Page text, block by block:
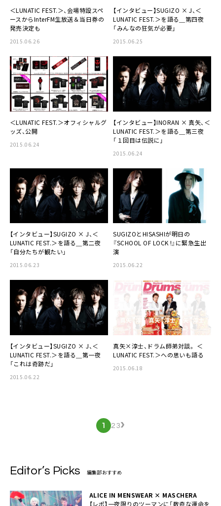
＜LUNATIC FEST.＞、会場特設スペ
ースからInterFM生放送＆当日券の
発売決定も
2015.06.26
【インタビュー】SUGIZO × J、＜
LUNATIC FEST.＞を語る＿第四夜
「みんなの狂気が必要」
2015.06.25
＜LUNATIC FEST.＞オフィシャルグ
ッズ、公開
2015.06.24
【インタビュー】INORAN × 真矢、＜
LUNATIC FEST.＞を語る＿第三夜
「１回目は伝説に」
2015.06.24
【インタビュー】SUGIZO × J、＜
LUNATIC FEST.＞を語る＿第二夜
「自分たちが観たい」
2015.06.23
SUGIZOとHISASHIが明日の
『SCHOOL OF LOCK !』に緊急生出
演
2015.06.22
【インタビュー】SUGIZO × J、＜
LUNATIC FEST.＞を語る＿第一夜
「これは奇跡だ」
2015.06.22
真矢×淳士、ドラム師弟対談。 ＜
LUNATIC FEST.＞への思いも語る
2015.06.18
1 23›
Editor’s Picks 編集部おすすめ
ALICE IN MENSWEAR × MASCHERA
【レポ】一夜限りのツーマンに「数奇な運命を